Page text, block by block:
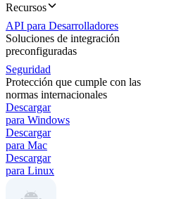
Recursos
API para Desarrolladores
Soluciones de integración
preconfiguradas
Seguridad
Protección que cumple con las
normas internacionales
Descargar
para Windows
Descargar
para Mac
Descargar
para Linux